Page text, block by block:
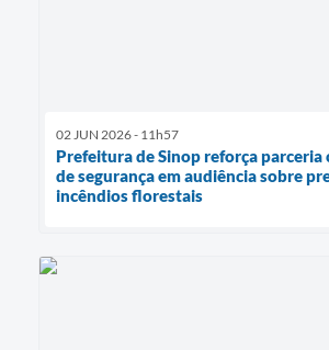
02 JUN 2026 - 11h57
Prefeitura de Sinop reforça parceria
de segurança em audiência sobre
incêndios florestais